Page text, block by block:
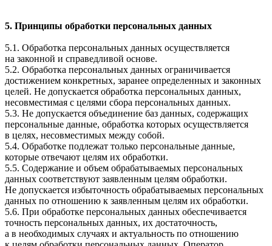
5. Принципы обработки персональных данных
5.1. Обработка персональных данных осуществляется
на законной и справедливой основе.
5.2. Обработка персональных данных ограничивается
достижением конкретных, заранее определенных и законных
целей. Не допускается обработка персональных данных,
несовместимая с целями сбора персональных данных.
5.3. Не допускается объединение баз данных, содержащих
персональные данные, обработка которых осуществляется
в целях, несовместимых между собой.
5.4. Обработке подлежат только персональные данные,
которые отвечают целям их обработки.
5.5. Содержание и объем обрабатываемых персональных
данных соответствуют заявленным целям обработки.
Не допускается избыточность обрабатываемых персональных
данных по отношению к заявленным целям их обработки.
5.6. При обработке персональных данных обеспечивается
точность персональных данных, их достаточность,
а в необходимых случаях и актуальность по отношению